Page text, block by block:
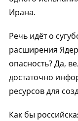
Ирана.
Речь идёт о
расширения
опасность? Да,
достаточно
ресурсов для
Как бы